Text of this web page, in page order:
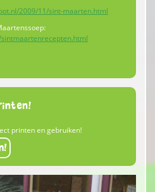
2009/11/sint-maarten.html
printen en gebruiken!